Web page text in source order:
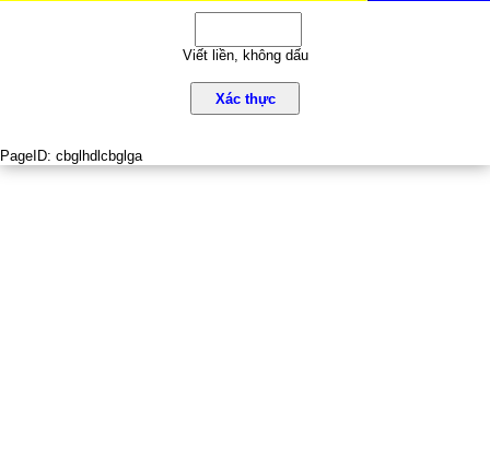
Viết liền, không dấu
Xác thực
PageID: cbglhdlcbglga